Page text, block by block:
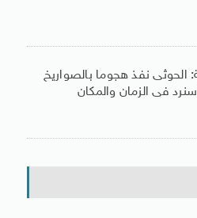
الحوثى نفذ هجوما بالصواريخ
فى الزمان والمكان